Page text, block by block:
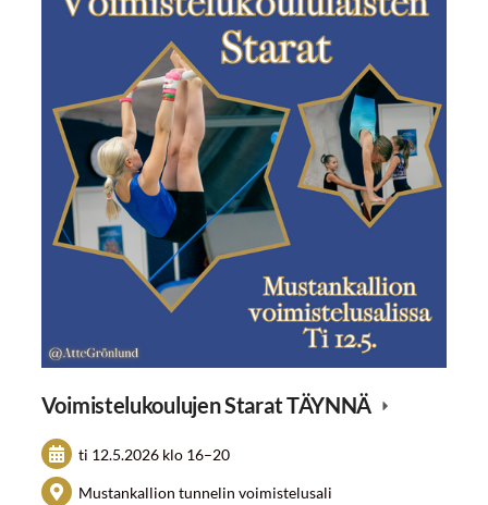
Voimistelukoulujen Starat TÄYNNÄ
ti 12.5.2026 klo 16–20
Mustankallion tunnelin voimistelusali